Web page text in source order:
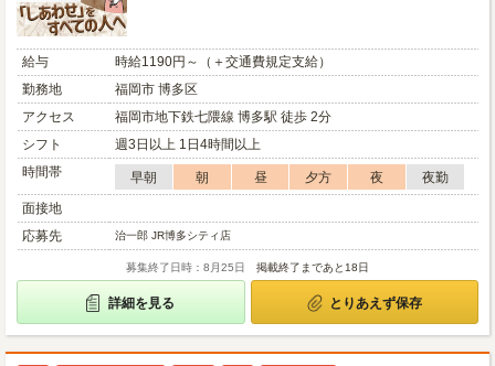
給与
時給1190円～（＋交通費規定支給）
勤務地
福岡市 博多区
アクセス
福岡市地下鉄七隈線 博多駅 徒歩 2分
シフト
週3日以上 1日4時間以上
時間帯
早朝 朝 昼 夕方 夜
夜勤
面接地
応募先
治一郎 JR博多シティ店
募集終了日時：8月25日 掲載終了まであと18日
詳細を見る とりあえず保存